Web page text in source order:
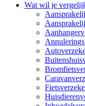
Wat wil je